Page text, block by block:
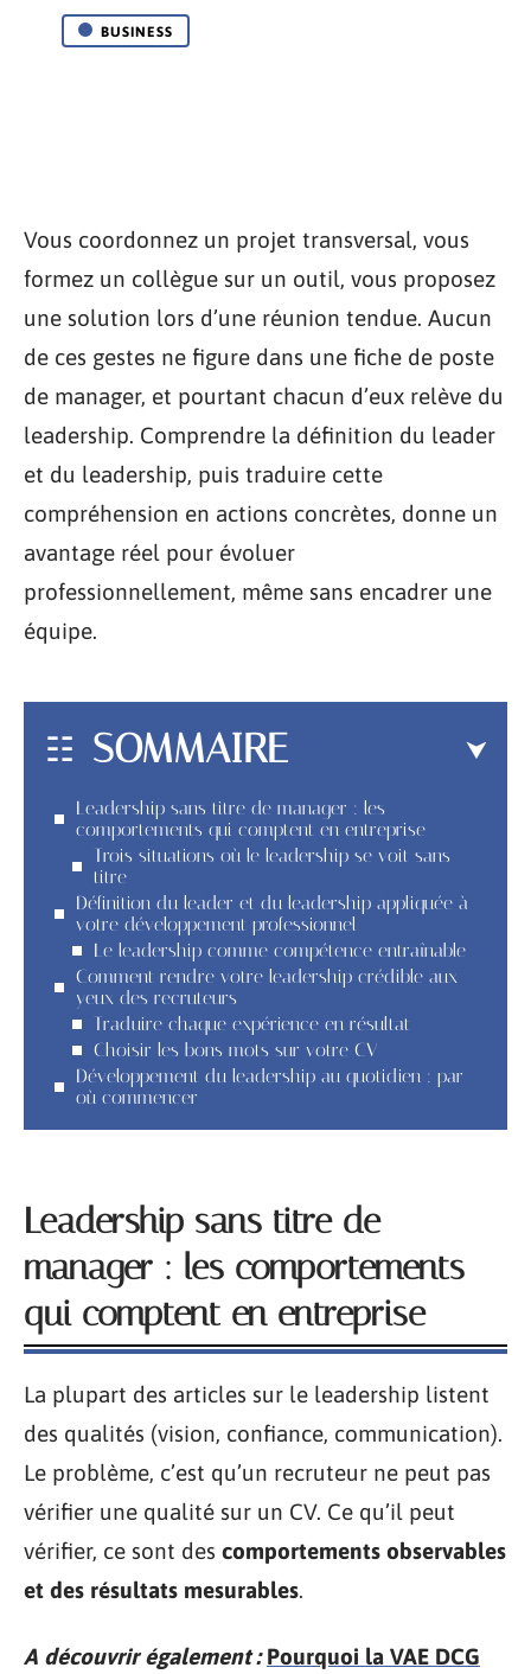
BUSINESS
Vous coordonnez un projet transversal, vous
formez un collègue sur un outil, vous proposez
une solution lors d’une réunion tendue. Aucun
de ces gestes ne figure dans une fiche de poste
de manager, et pourtant chacun d’eux relève du
leadership. Comprendre la définition du leader
et du leadership, puis traduire cette
compréhension en actions concrètes, donne un
avantage réel pour évoluer
professionnellement, même sans encadrer une
équipe.
SOMMAIRE
Leadership sans titre de manager : les
comportements qui comptent en entreprise
Trois situations où le leadership se voit sans
titre
Définition du leader et du leadership appliquée à
votre développement professionnel
Le leadership comme compétence entraînable
Comment rendre votre leadership crédible aux
yeux des recruteurs
Traduire chaque expérience en résultat
Choisir les bons mots sur votre CV
Développement du leadership au quotidien : par
où commencer
Leadership sans titre de
manager : les comportements
qui comptent en entreprise
La plupart des articles sur le leadership listent
des qualités (vision, confiance, communication).
Le problème, c’est qu’un recruteur ne peut pas
vérifier une qualité sur un CV. Ce qu’il peut
vérifier, ce sont des comportements observables
et des résultats mesurables.
A découvrir également : Pourquoi la VAE DCG